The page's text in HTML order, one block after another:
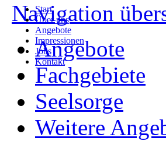
Start
Über uns
Angebote
Impressionen
Jobs
Kontakt
Navigation
Angebote
Fachgebiete
Seelsorge
Weitere